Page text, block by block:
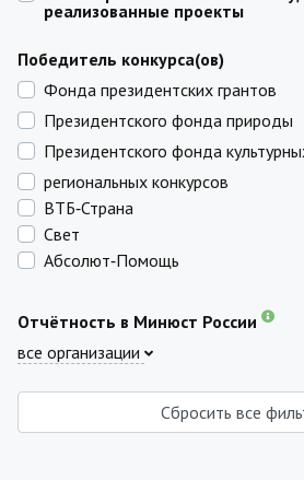
реализованные проекты
Победитель конкурса(ов)
Фонда президентских грантов
Президентского фонда природы
Президентского фонда
региональных конкурсов
ВТБ‑Страна
Свет
Абсолют‑Помощь
Отчётность в Минюст России
все организации
Сбросить все